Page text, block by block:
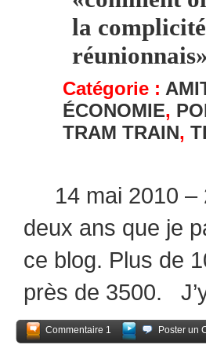
la
Catégorie :
ÉCONOMIE,
TRAM TRAIN,
14 mai 2010 –
deux ans que je
ce blog. Plus de
près de 3500.
Commentaire 1
Poster un